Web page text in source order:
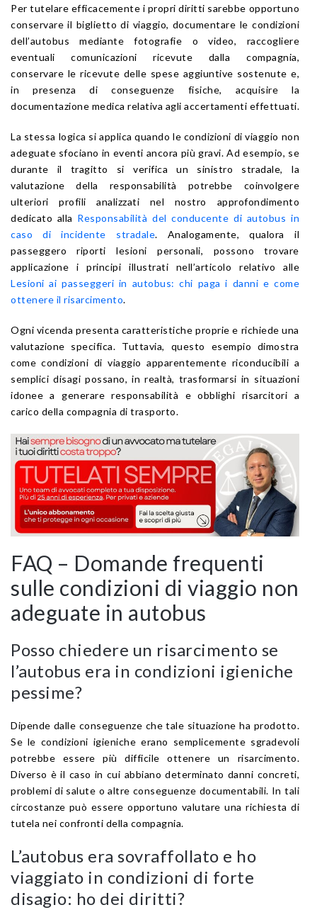
Per tutelare efficacemente i propri diritti sarebbe opportuno
conservare il biglietto di viaggio, documentare le condizioni
dell’autobus mediante fotografie o video, raccogliere
eventuali comunicazioni ricevute dalla compagnia,
conservare le ricevute delle spese aggiuntive sostenute e,
in presenza di conseguenze fisiche, acquisire la
documentazione medica relativa agli accertamenti effettuati.
La stessa logica si applica quando le condizioni di viaggio non
adeguate sfociano in eventi ancora più gravi. Ad esempio, se
durante il tragitto si verifica un sinistro stradale, la
valutazione della responsabilità potrebbe coinvolgere
ulteriori profili analizzati nel nostro approfondimento
dedicato alla Responsabilità del conducente di autobus in
caso di incidente stradale. Analogamente, qualora il
passeggero riporti lesioni personali, possono trovare
applicazione i principi illustrati nell’articolo relativo alle
Lesioni ai passeggeri in autobus: chi paga i danni e come
ottenere il risarcimento.
Ogni vicenda presenta caratteristiche proprie e richiede una
valutazione specifica. Tuttavia, questo esempio dimostra
come condizioni di viaggio apparentemente riconducibili a
semplici disagi possano, in realtà, trasformarsi in situazioni
idonee a generare responsabilità e obblighi risarcitori a
carico della compagnia di trasporto.
FAQ – Domande frequenti
sulle condizioni di viaggio non
adeguate in autobus
Posso chiedere un risarcimento se
l’autobus era in condizioni igieniche
pessime?
Dipende dalle conseguenze che tale situazione ha prodotto.
Se le condizioni igieniche erano semplicemente sgradevoli
potrebbe essere più difficile ottenere un risarcimento.
Diverso è il caso in cui abbiano determinato danni concreti,
problemi di salute o altre conseguenze documentabili. In tali
circostanze può essere opportuno valutare una richiesta di
tutela nei confronti della compagnia.
L’autobus era sovraffollato e ho
viaggiato in condizioni di forte
disagio: ho dei diritti?